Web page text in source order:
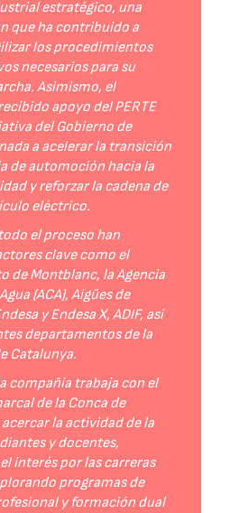
estratégico, una
que ha contribuido a
los procedimientos
necesarios para su
Asimismo, el
apoyo del PERTE
del Gobierno de
a acelerar la transición
de automoción hacia la
y reforzar la cadena de
eléctrico.
el proceso han
clave como el
de Montblanc, la Agencia
(ACA), Aigües de
y Endesa X, ADIF, así
departamentos de la
Catalunya.
compañía trabaja con el
de la Conca de
la actividad de la
y docentes,
interés por las carreras
programas de
y formación dual